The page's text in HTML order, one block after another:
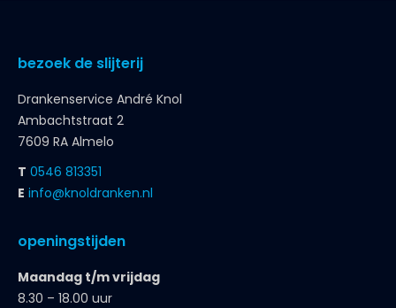
bezoek de slijterij
Drankenservice André Knol
Ambachtstraat 2
7609 RA Almelo
T 0546 813351
E info@knoldranken.nl
openingstijden
Maandag t/m vrijdag
8.30 – 18.00 uur